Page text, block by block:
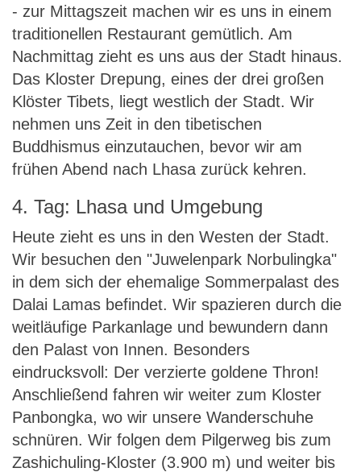
- zur Mittagszeit machen wir es uns in einem
traditionellen Restaurant gemütlich. Am
Nachmittag zieht es uns aus der Stadt hinaus.
Das Kloster Drepung, eines der drei großen
Klöster Tibets, liegt westlich der Stadt. Wir
nehmen uns Zeit in den tibetischen
Buddhismus einzutauchen, bevor wir am
frühen Abend nach Lhasa zurück kehren.
4. Tag: Lhasa und Umgebung
Heute zieht es uns in den Westen der Stadt.
Wir besuchen den "Juwelenpark Norbulingka"
in dem sich der ehemalige Sommerpalast des
Dalai Lamas befindet. Wir spazieren durch die
weitläufige Parkanlage und bewundern dann
den Palast von Innen. Besonders
eindrucksvoll: Der verzierte goldene Thron!
Anschließend fahren wir weiter zum Kloster
Panbongka, wo wir unsere Wanderschuhe
schnüren. Wir folgen dem Pilgerweg bis zum
Zashichuling-Kloster (3.900 m) und weiter bis